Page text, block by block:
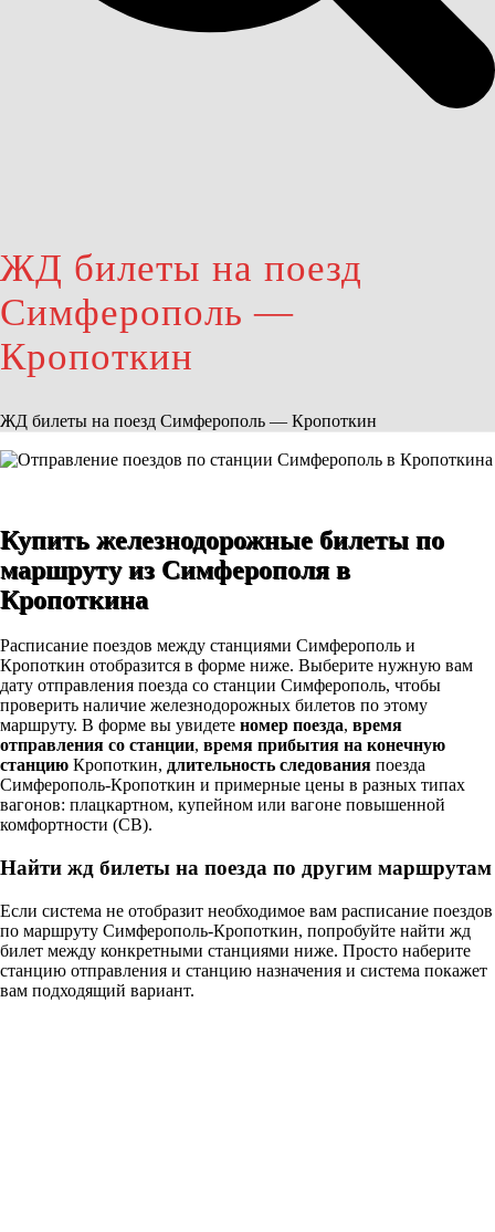
ЖД билеты на поезд
Симферополь —
Кропоткин
ЖД билеты на поезд Симферополь — Кропоткин
Купить железнодорожные билеты по
маршруту из Симферополя в
Кропоткина
Расписание поездов между станциями Симферополь и
Кропоткин отобразится в форме ниже. Выберите нужную вам
дату отправления поезда со станции Симферополь, чтобы
проверить наличие железнодорожных билетов по этому
маршруту. В форме вы увидете номер поезда, время
отправления со станции, время прибытия на конечную
станцию Кропоткин, длительность следования поезда
Симферополь-Кропоткин и примерные цены в разных типах
вагонов: плацкартном, купейном или вагоне повышенной
комфортности (СВ).
Найти жд билеты на поезда по другим маршрутам
Если система не отобразит необходимое вам расписание поездов
по маршруту Симферополь-Кропоткин, попробуйте найти жд
билет между конкретными станциями ниже. Просто наберите
станцию отправления и станцию назначения и система покажет
вам подходящий вариант.